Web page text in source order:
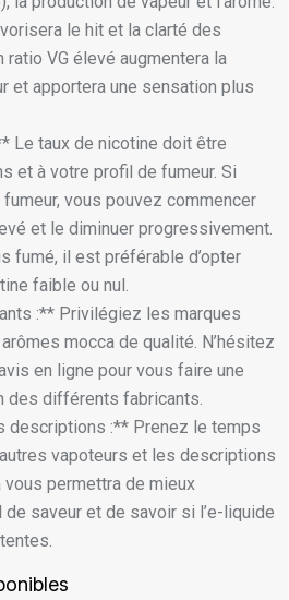
le hit et la clarté des
ratio VG élevé augmentera la
et apportera une sensation plus
Le taux de nicotine doit être
et à votre profil de fumeur. Si
vous pouvez commencer
et le diminuer progressivement.
fumé, il est préférable d’opter
faible ou nul.
:** Privilégiez les marques
mocca de qualité. N’hésitez
en ligne pour vous faire une
des différents fabricants.
descriptions :** Prenez le temps
vapoteurs et les descriptions
permettra de mieux
saveur et de savoir si l’e-liquide